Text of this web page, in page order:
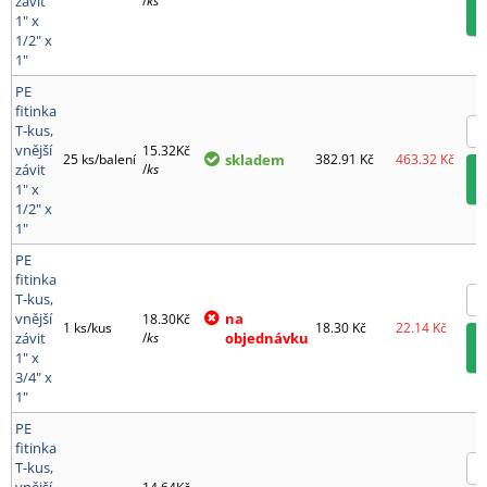
1" x
1/2" x
1"
PE
fitinka
T-kus,
vnější
závit
1" x
1/2" x
1"
25 ks/balení 15.32Kč
/ks skladem 382.91 Kč 463.32 Kč
PE
fitinka
T-kus,
vnější
závit
1" x
3/4" x
1"
1 ks/kus
18.30Kč
/ks
na
objednávku
18.30 Kč 22.14 Kč
PE
fitinka
T-kus,